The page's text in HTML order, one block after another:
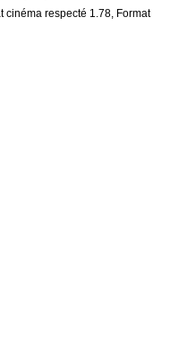
cinéma respecté 1.78, Format